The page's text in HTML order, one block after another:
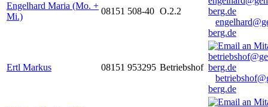
Engelhard Maria (Mo. +
Mi.)
08151 508-40 O.2.2
berg.de
Ertl Markus 08151 953295 Betriebshof
berg.de